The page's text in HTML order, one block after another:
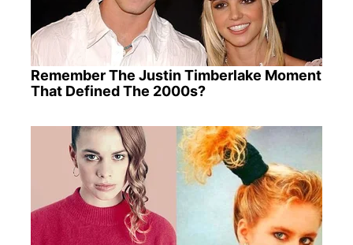
Remember The Justin Timberlake Moment
That Defined The 2000s?